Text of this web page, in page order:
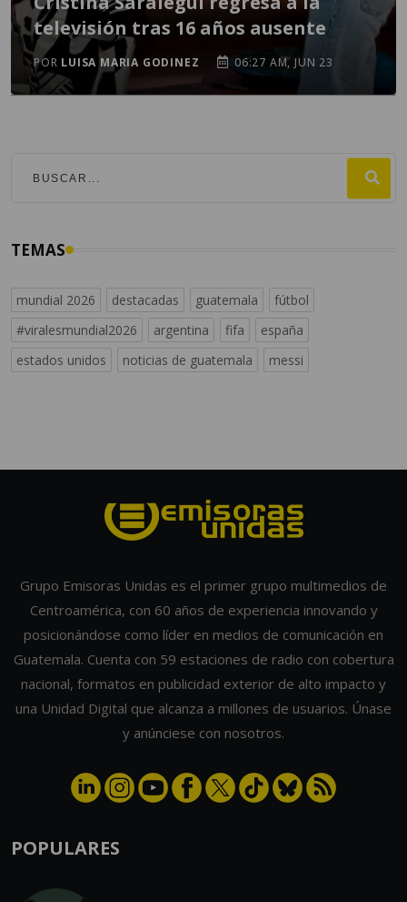
televisión tras 16 años ausente
POR LUISA MARIA GODINEZ 06:27 AM, JUN 23
TEMAS
mundial 2026 destacadas guatemala
fútbol
#viralesmundial2026
argentina fifa
españa
estados unidos
noticias de guatemala messi
Grupo Emisoras Unidas es el primer grupo multimedios de
Centroamérica, con 60 años de experiencia innovando y
posicionándose como líder en medios de comunicación en
Guatemala. Cuenta con 59 estaciones de radio con cobertura
nacional, formatos en publicidad exterior de alto impacto y
una Unidad Digital que alcanza a millones de usuarios. Únase
y anúnciese con nosotros.
POPULARES